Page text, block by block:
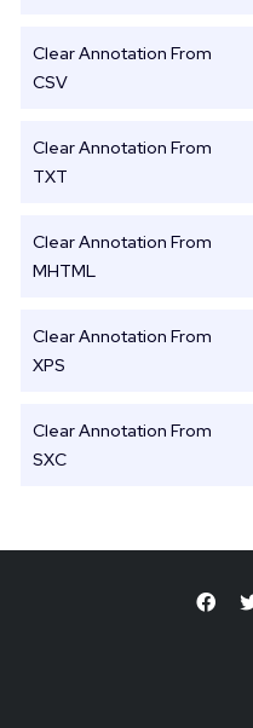
Clear Annotation From
CSV
Clear Annotation From
TXT
Clear Annotation From
MHTML
Clear Annotation From
XPS
Clear Annotation From
SXC